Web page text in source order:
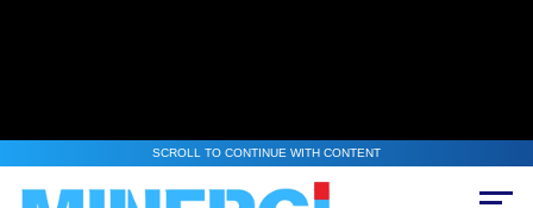
SCROLL TO CONTINUE WITH CONTENT